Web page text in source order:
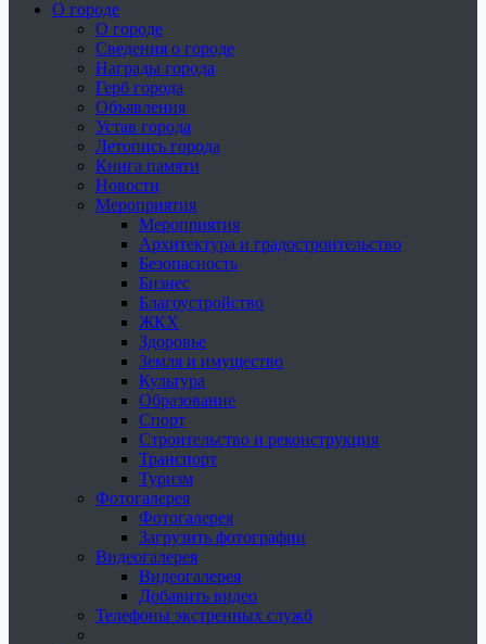
О городе
О городе
Сведения о городе
Награды города
Герб города
Объявления
Устав города
Летопись города
Книга памяти
Новости
Мероприятия
Мероприятия
Архитектура и градостроительство
Безопасность
Бизнес
Благоустройство
ЖКХ
Здоровье
Земля и имущество
Культура
Образование
Спорт
Строительство и реконструкция
Транспорт
Туризм
Фотогалерея
Фотогалерея
Загрузить фотографии
Видеогалерея
Видеогалерея
Добавить видео
Телефоны экстренных служб